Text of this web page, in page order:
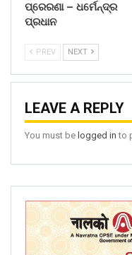
ପ୍ରେରଣା – ଧର୍ମେନ୍ଦ୍ର
ପ୍ରଧାନ
PREV NEXT
LEAVE A REPLY
You must be logged in to